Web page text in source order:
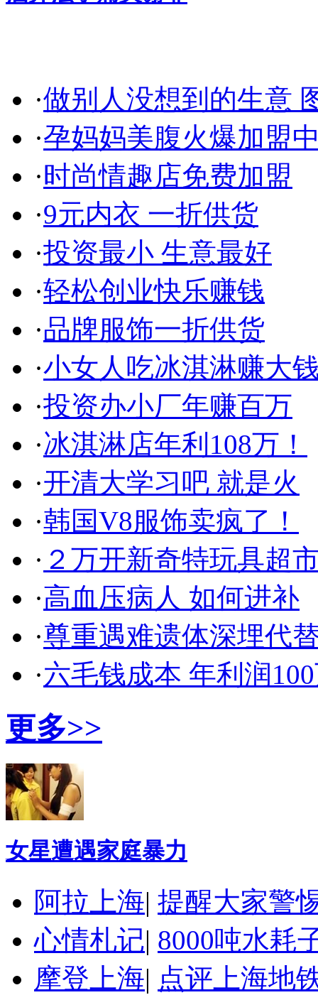
·做别人没想到的生意
·孕妈妈美腹火爆加盟
·时尚情趣店免费加盟
·9元内衣 一折供货
·投资最小 生意最好
·轻松创业快乐赚钱
·品牌服饰一折供货
·小女人吃冰淇淋赚大
·投资办小厂年赚百万
·冰淇淋店年利108万！
·开清大学习吧 就是火
·韩国V8服饰卖疯了！
· ２万开新奇特玩具超
·高血压病人 如何进补
·尊重遇难遗体深埋代
·六毛钱成本 年利润
更多>>
女星遭遇家庭暴力
阿拉上海| 提醒大家警
心情札记| 8000吨水耗
摩登上海| 点评上海地